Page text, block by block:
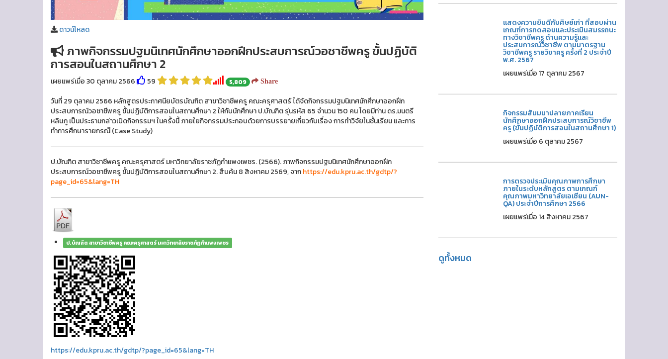
ดาวน์โหลด
ภาพกิจกรรมปฐมนิเทศนักศึกษาออกฝึกประสบการณ์วอชาชีพครู ขั้นปฏิบัติ
การสอนในสถานศึกษา 2
เผยแพร่เมื่อ 30 ตุลาคม 2566 59 5,809 Share
วันที่ 29 ตุลาคม 2566 หลักสูตรประกาศนียบัตรบัณฑิต สาขาวิชาชีพครู คณะครุศาสตร์ ได้จัดกิจกรรมปฐมนิเทศนักศึกษาออกฝึก
ประสบการณ์วอชาชีพครู ขั้นปฏิบัติการสอนในสถานศึกษา 2 ให้กับนักศึกษา ป.บัณฑิต รุ่นรหัส 65 จำนวน 150 คน โดยมีท่าน ดร.มนตรี
หลินภู เป็นประธานกล่าวเปิดกิจกรรมฯ ในครั้งนี้ ภายใยกิจกรรมประกอบด้วยการบรรยายเกี่ยวกับเรื่อง การทำวิจัยในชั้นเรียน และการ
ทำการศึกษารายกรณ๊ (Case Study)
ป.บัณฑิต สาขาวิชาชีพครู คณะครุศาสตร์ มหาวิทยาลัยราชภัฏกำแพงเพชร. (2566). ภาพกิจกรรมปฐมนิเทศนักศึกษาออกฝึก
ประสบการณ์วอชาชีพครู ขั้นปฏิบัติการสอนในสถานศึกษา 2. สืบค้น 8 สิงหาคม 2569, จากhttps://edu.kpru.ac.th/gdtp/?
page_id=65&lang=TH
ป.บัณฑิต สาขาวิชาชีพครู คณะครุศาสตร์ มหาวิทยาลัยราชภัฏกำแพงเพชร
https://edu.kpru.ac.th/gdtp/?page_id=65&lang=TH
แสดงความยินดีกับศิษย์เก่า ที่สอบผ่าน
เกณฑ์การทดสอบและประเมินสมรรถนะ
ทางวิชาชีพครู ด้านความรู้และ
ประสบการณ์วิชาชีพ ตามมาตรฐาน
วิชาชีพครู รายวิชาครู ครั้งที่ 2 ประจำปี
พ.ศ. 2567
เผยแพร่เมื่อ 17 ตุลาคม 2567
กิจกรรมสัมมนาปลายภาคเรียน
นักศึกษาออกฝึกประสบการณ์วิชาชีพ
ครู (ขั้นปฏิบัติการสอนในสถานศึกษา 1)
เผยแพร่เมื่อ 6 ตุลาคม 2567
การตรวจประเมินคุณภาพการศึกษา
ภายในระดับหลักสูตร ตามเกณฑ์
คุณภาพมหาวิทยาลัยเอเซียน (AUN-
QA) ประจำปีการศึกษา 2566
เผยแพร่เมื่อ 14 สิงหาคม 2567
ดูทั้งหมด